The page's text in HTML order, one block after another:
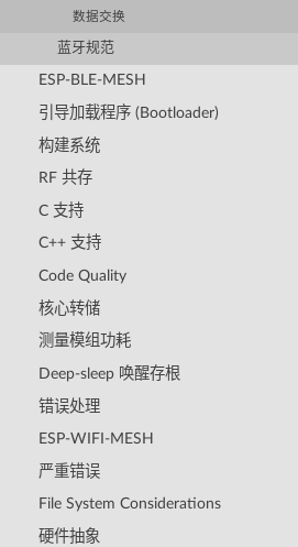
数据交换
蓝牙规范
ESP-BLE-MESH
引导加载程序 (Bootloader)
构建系统
RF 共存
C 支持
C++ 支持
Code Quality
核心转储
测量模组功耗
Deep-sleep 唤醒存根
错误处理
ESP-WIFI-MESH
严重错误
File System Considerations
硬件抽象